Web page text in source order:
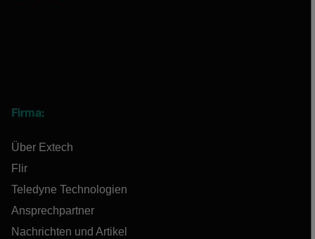
Firma:
Über Extech
Flir
Teledyne Technologien
Ansprechpartner
Nachrichten und Artikel